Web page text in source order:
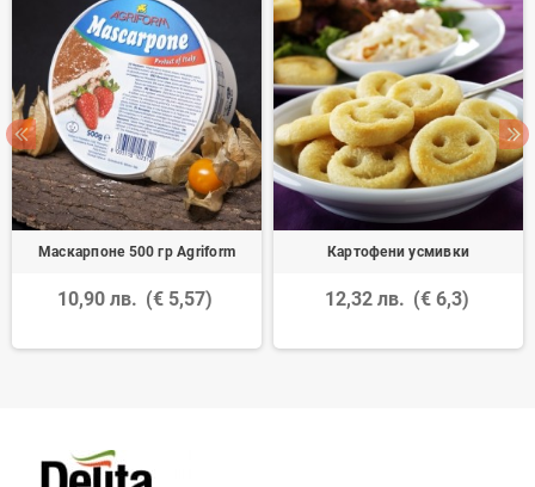
Маскарпоне 500 гр Agriform
10,90 лв. (€ 5,57)
Картофени усмивки
12,32 лв. (€ 6,3)